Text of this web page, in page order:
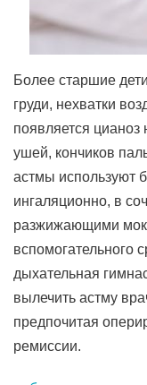
Более старшие
груди, нехватки
появляется цианоз
ушей, кончиков
астмы используют
ингаляционно, в
разжижающими
вспомогательного
дыхательная
вылечить астму
предпочитая
ремиссии.